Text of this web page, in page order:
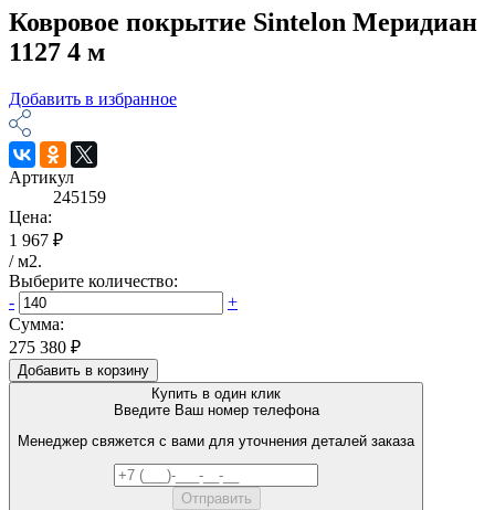
Ковровое покрытие Sintelon Меридиан
1127 4 м
Добавить в избранное
Артикул
245159
Цена:
1 967 ₽
/м2.
Выберите количество:
-
+
Сумма:
275 380 ₽
Добавить в корзину
Купить в один клик
Введите Ваш номер телефона
Менеджер свяжется с вами для уточнения деталей заказа